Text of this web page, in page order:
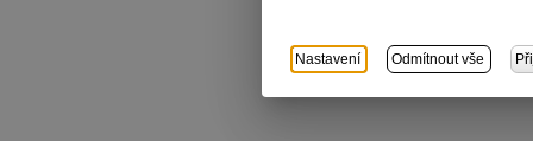
Nastavení Odmítnout vše